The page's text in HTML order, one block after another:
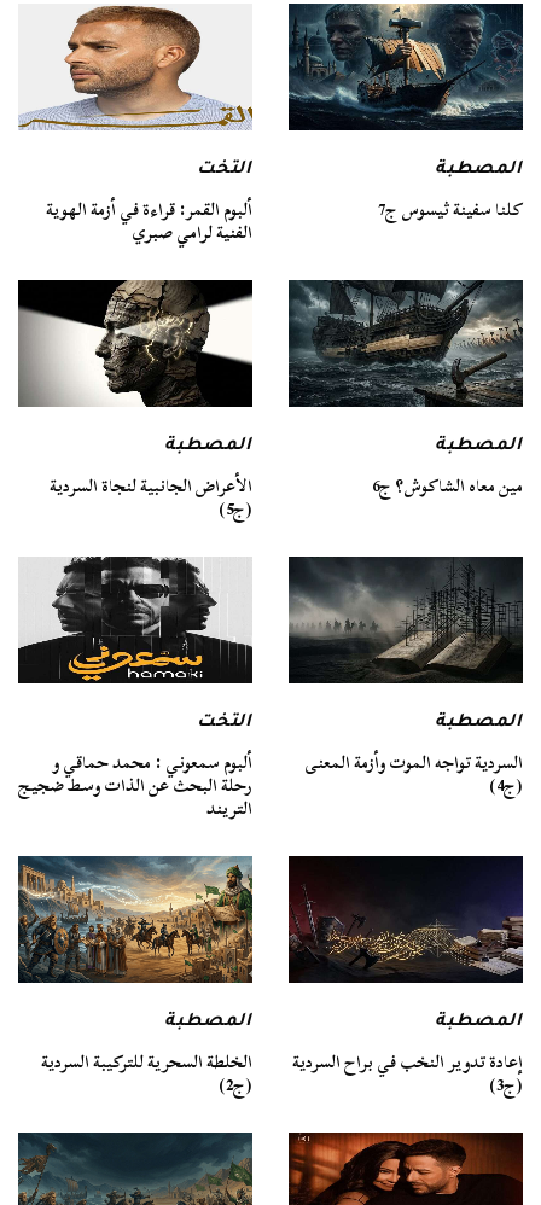
المصطبة
كلنا سفينة ثيسوس ج7
التخت
ألبوم القمر: قراءة في أزمة الهوية
الفنية لرامي صبري
المصطبة
مين معاه الشاكوش؟ ج6
المصطبة
الأعراض الجانبية لنجاة السردية
(ج5)
المصطبة
السردية تواجه الموت وأزمة المعنى
(ج4)
التخت
ألبوم سمعوني : محمد حماقي و
رحلة البحث عن الذات وسط ضجيج
التريند
المصطبة
إعادة تدوير النخب في براح السردية
(ج3)
المصطبة
الخلطة السحرية للتركيبة السردية
(ج2)